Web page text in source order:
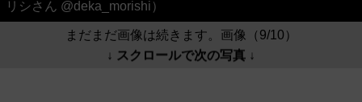
リシさん @deka_morishi）
まだまだ画像は続きます。画像（9/10）
↓ スクロールで次の写真 ↓